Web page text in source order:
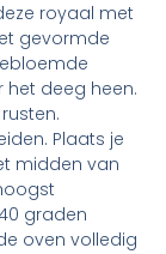
royaal met
gevormde
het deeg heen.
Plaats je
midden van
graden
oven volledig